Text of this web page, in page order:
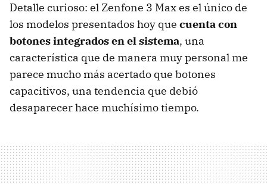
Detalle curioso: el Zenfone 3 Max es el único de
los modelos presentados hoy que cuenta con
botones integrados en el sistema, una
característica que de manera muy personal me
parece mucho más acertado que botones
capacitivos, una tendencia que debió
desaparecer hace muchísimo tiempo.